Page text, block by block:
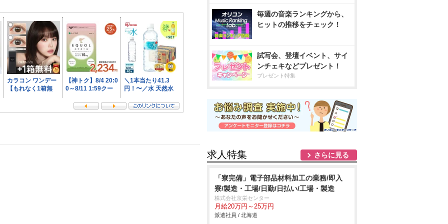
毎週の音楽ランキングから、
ヒットの推移をチェック！
試写会、登壇イベント、サイ
ンチェキなどプレゼント！
プレゼント特集
求人特集 さらに見る
「寮完備」電子部品材料加工の業務/即入
寮/製造・工場/日勤/日払い/工場・製造
株式会社京栄センター
月給20万円～25万円
派遣社員 / 北海道